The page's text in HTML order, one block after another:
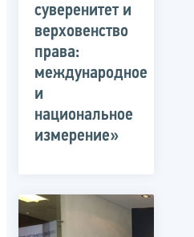
суверенитет и
верховенство
права:
международное
и
национальное
измерение»